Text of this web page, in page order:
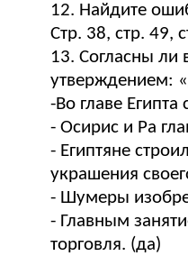
12. Найдите
Стр. 38, стр. 49,
13. Согласны
утверждением:
-Во главе
- Осирис и Ра
- Египтяне
украшения
- Шумеры
- Главным
торговля. (да)